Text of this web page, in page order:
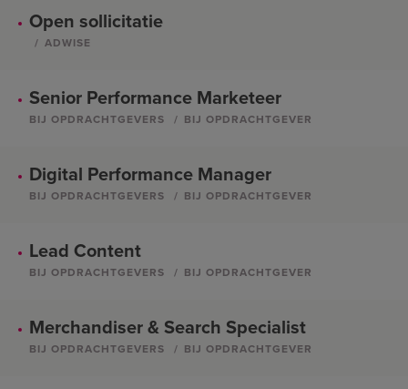
Open sollicitatie
ADWISE
Senior Performance Marketeer
BIJ OPDRACHTGEVERS BIJ OPDRACHTGEVER
Digital Performance Manager
BIJ OPDRACHTGEVERS BIJ OPDRACHTGEVER
Lead Content
BIJ OPDRACHTGEVERS BIJ OPDRACHTGEVER
Merchandiser & Search Specialist
BIJ OPDRACHTGEVERS BIJ OPDRACHTGEVER